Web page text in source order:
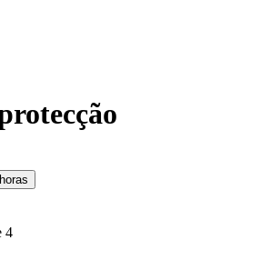
4